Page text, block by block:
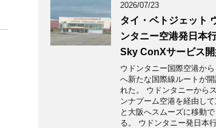
2026/07/23
タイ・ベトジェット
ンタニー空港発日本
Sky ConXサービス
ウドンタニー国際空港か
へ新たな国際線ルートが開
れた。 ウドンタニーから
ンナプーム空港を経由し
と大阪へスムーズに移動で
る。 ウドンタニー発日本